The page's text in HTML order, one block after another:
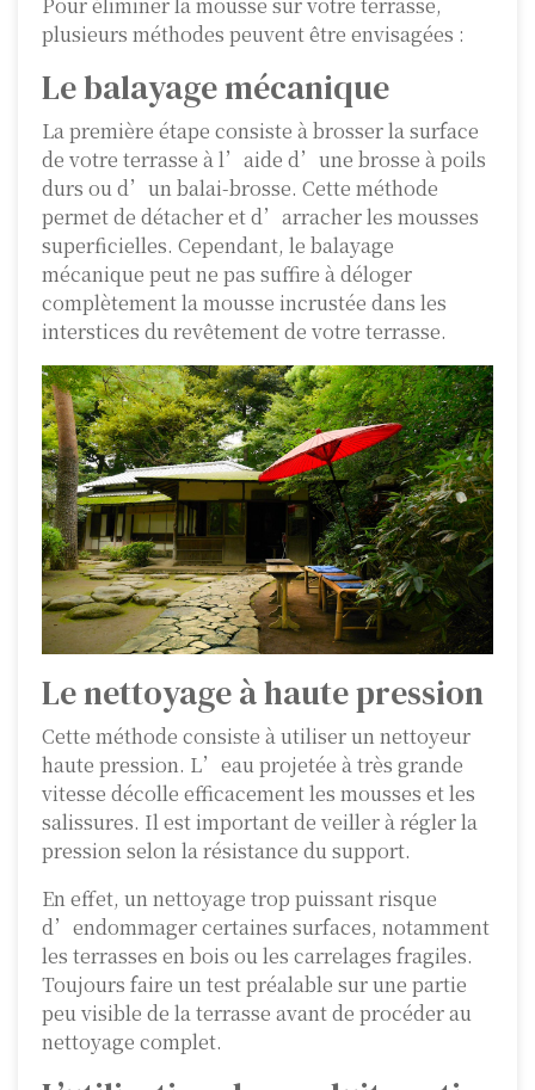
plusieurs méthodes peuvent être envisagées :
Le balayage mécanique
La première étape consiste à brosser la surface
de votre terrasse à l’aide d’une brosse à poils
durs ou d’un balai-brosse. Cette méthode
permet de détacher et d’arracher les mousses
superficielles. Cependant, le balayage
mécanique peut ne pas suffire à déloger
complètement la mousse incrustée dans les
interstices du revêtement de votre terrasse.
Le nettoyage à haute pression
Cette méthode consiste à utiliser un nettoyeur
haute pression. L’eau projetée à très grande
vitesse décolle efficacement les mousses et les
salissures. Il est important de veiller à régler la
pression selon la résistance du support.
En effet, un nettoyage trop puissant risque
d’endommager certaines surfaces, notamment
les terrasses en bois ou les carrelages fragiles.
Toujours faire un test préalable sur une partie
peu visible de la terrasse avant de procéder au
nettoyage complet.